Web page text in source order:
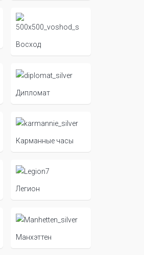
Восход
Дипломат
Карманные часы
Легион
Манхэттен